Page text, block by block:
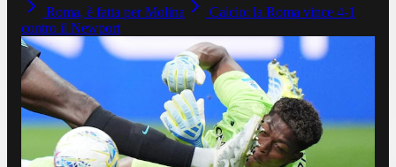
Roma, è fatta per Molina
Calcio: la Roma vince 4-1
contro il Newport